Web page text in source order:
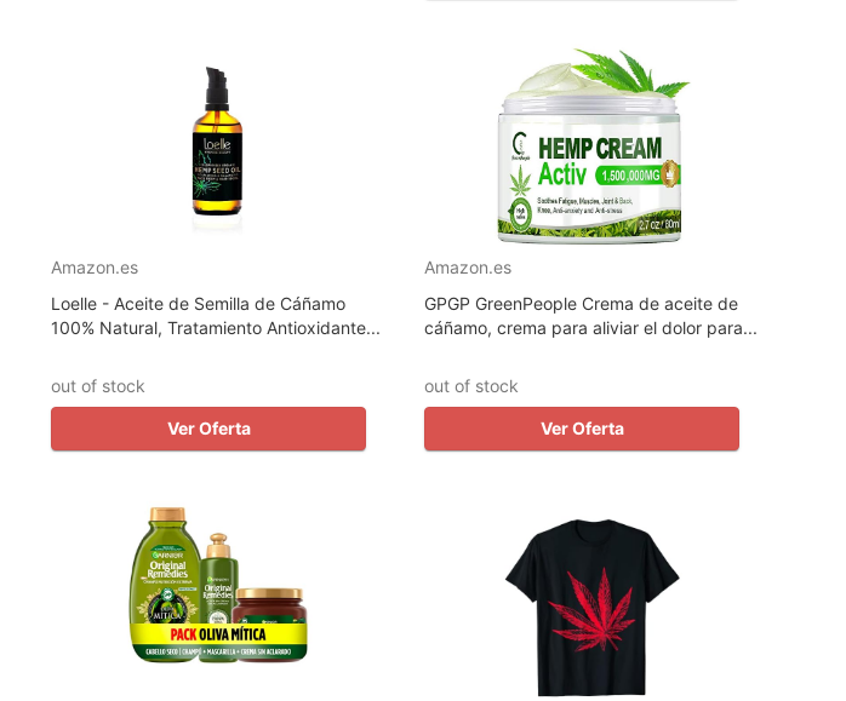
Amazon.es
Loelle - Aceite de Semilla de Cáñamo
100% Natural, Tratamiento Antioxidante...
out of stock
Ver Oferta
Amazon.es
GPGP GreenPeople Crema de aceite de
cáñamo, crema para aliviar el dolor para...
out of stock
Ver Oferta